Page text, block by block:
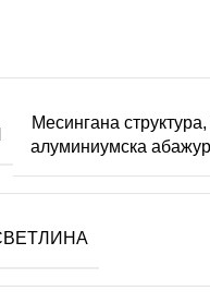
Месингана
алуминиумска